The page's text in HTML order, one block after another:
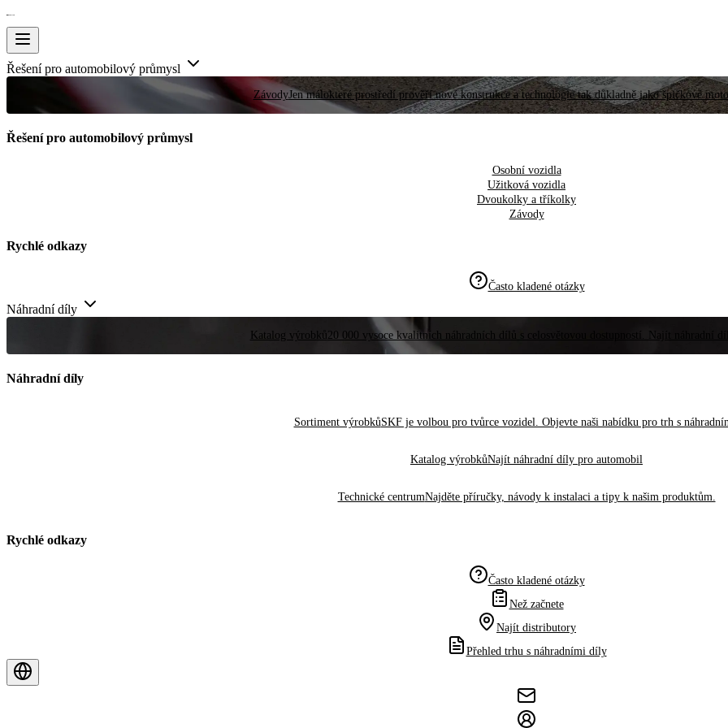
Řešení pro automobilový průmysl
ZávodyJen málokteré prostředí prověří nové konstrukce a technologie tak důkladně jako špičkové
Řešení pro automobilový průmysl
Osobní vozidla
Užitková vozidla
Dvoukolky a tříkolky
Závody
Rychlé odkazy
Často kladené otázky
Náhradní díly
Katalog výrobků20 000 vysoce kvalitních náhradních dílů s celosvětovou dostupností. Najít náhradní
Náhradní díly
Sortiment výrobkůSKF je volbou pro tvůrce vozidel. Objevte naši nabídku pro trh s
Katalog výrobkůNajít náhradní díly pro automobil
Technické centrumNajděte příručky, návody k instalaci a tipy k našim produktům.
Rychlé odkazy
Často kladené otázky
Než začnete
Najít distributory
Přehled trhu s náhradními díly